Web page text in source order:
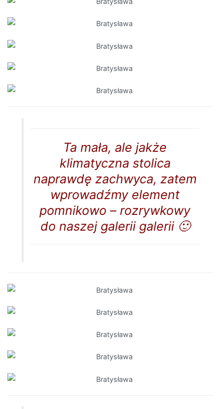
Ta mała, ale jakże
klimatyczna stolica
naprawdę zachwyca, zatem
wprowadźmy element
pomnikowo – rozrywkowy
do naszej galerii galerii 🙂